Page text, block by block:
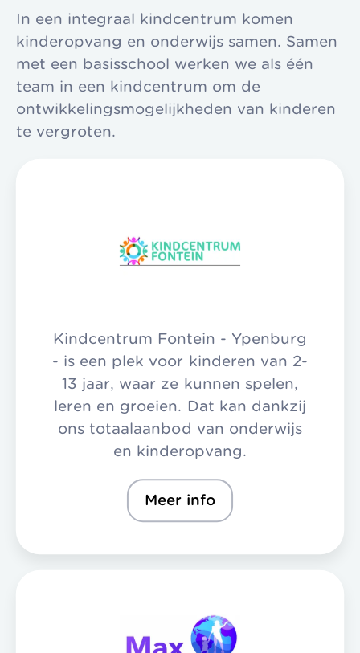
In een integraal kindcentrum komen
kinderopvang en onderwijs samen. Samen
met een basisschool werken we als één
team in een kindcentrum om de
ontwikkelingsmogelijkheden van kinderen
te vergroten.
Kindcentrum Fontein - Ypenburg
- is een plek voor kinderen van 2-
13 jaar, waar ze kunnen spelen,
leren en groeien. Dat kan dankzij
ons totaalaanbod van onderwijs
en kinderopvang.
Meer info